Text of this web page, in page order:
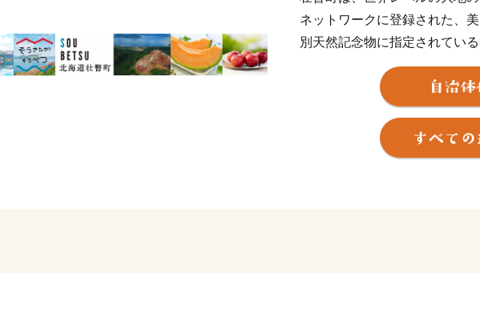
ネットワークに登録された、
別天然記念物に指定されてい
ど、 豊富な天然資源に恵まれ
的温暖な気候を活かしたりん
高級菜豆、米、地熱を利用し
生産 する「農業と観光のまち
また、昭和の大横綱・北の湖